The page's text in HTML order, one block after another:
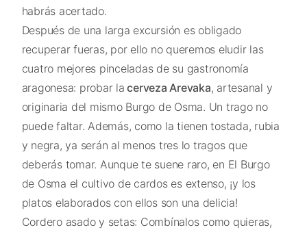
habrás acertado.
Después de una larga excursión es obligado
recuperar fueras, por ello no queremos eludir las
cuatro mejores pinceladas de su gastronomía
aragonesa: probar la cerveza Arevaka, artesanal y
originaria del mismo Burgo de Osma. Un trago no
puede faltar. Además, como la tienen tostada, rubia
y negra, ya serán al menos tres lo tragos que
deberás tomar. Aunque te suene raro, en El Burgo
de Osma el cultivo de cardos es extenso, ¡y los
platos elaborados con ellos son una delicia!
Cordero asado y setas: Combínalos como quieras,